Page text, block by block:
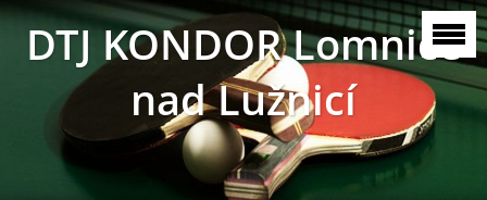
DTJ KONDOR Lomnice
nad Lužnicí